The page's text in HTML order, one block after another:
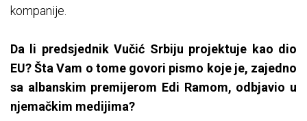
kompanije.
Da li predsjednik Vučić Srbiju projektuje kao dio
EU? Šta Vam o tome govori pismo koje je, zajedno
sa albanskim premijerom Edi Ramom, odbjavio u
njemačkim medijima?